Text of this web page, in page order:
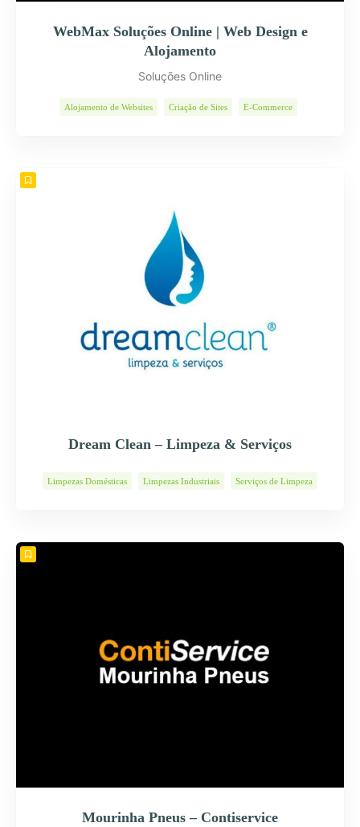
WebMax Soluções Online | Web Design e
Alojamento
Soluções Online
Alojamento de Websites Criação de Sites E-Commerce
Dream Clean – Limpeza & Serviços
Limpezas Domésticas Limpezas Industriais Serviços de Limpeza
Mourinha Pneus – Contiservice